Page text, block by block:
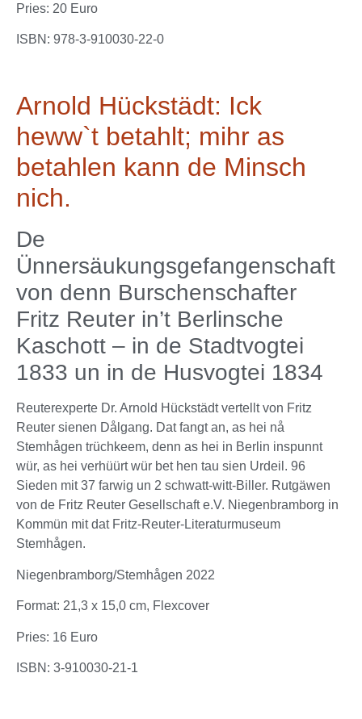
Pries: 20 Euro
ISBN: 978-3-910030-22-0
Arnold Hückstädt: Ick
heww`t betahlt; mihr as
betahlen kann de Minsch
nich.
De
Ünnersäukungsgefangenschaft
von denn Burschenschafter
Fritz Reuter in’t Berlinsche
Kaschott – in de Stadtvogtei
1833 un in de Husvogtei 1834
Reuterexperte Dr. Arnold Hückstädt vertellt von Fritz
Reuter sienen Dålgang. Dat fangt an, as hei nå
Stemhågen trüchkeem, denn as hei in Berlin inspunnt
wür, as hei verhüürt wür bet hen tau sien Urdeil. 96
Sieden mit 37 farwig un 2 schwatt-witt-Biller. Rutgäwen
von de Fritz Reuter Gesellschaft e.V. Niegenbramborg in
Kommün mit dat Fritz-Reuter-Literaturmuseum
Stemhågen.
Niegenbramborg/Stemhågen 2022
Format: 21,3 x 15,0 cm, Flexcover
Pries: 16 Euro
ISBN: 3-910030-21-1